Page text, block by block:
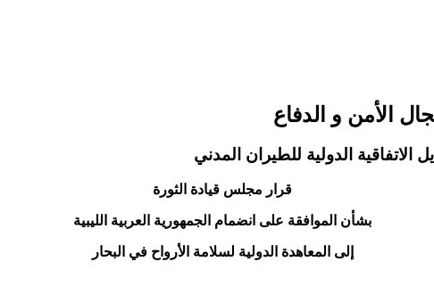
قرار مجلس قيادة الثورة
بشأن الموافقة على انضمام الجمهورية العربية الليبية
إلى المعاهدة الدولية لسلامة الأرواح في البحار